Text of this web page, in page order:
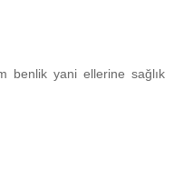
benlik yani ellerine sağlık